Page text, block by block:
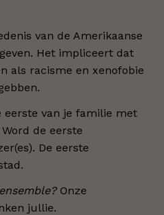
van de Amerikaanse
Het impliceert dat
als racisme en xenofobie
eerste van je familie met
de eerste
De eerste
Onze
jullie.